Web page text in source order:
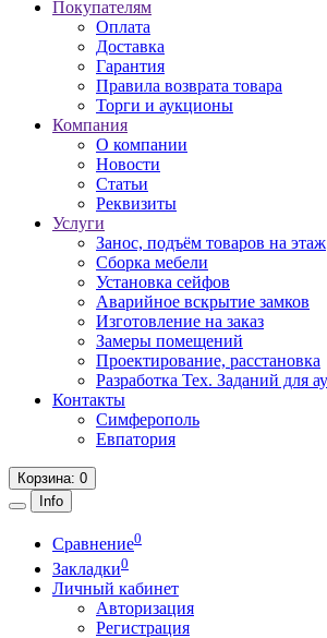
Покупателям
Оплата
Доставка
Гарантия
Правила возврата товара
Торги и аукционы
Компания
О компании
Новости
Статьи
Реквизиты
Услуги
Занос, подъём товаров на этаж
Сборка мебели
Установка сейфов
Аварийное вскрытие замков
Изготовление на заказ
Замеры помещений
Проектирование, расстановка
Разработка Тех. Заданий для
Контакты
Симферополь
Евпатория
Корзина: 0
Info
Сравнение0
Закладки0
Личный кабинет
Авторизация
Регистрация